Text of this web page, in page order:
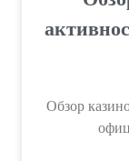
Обзор